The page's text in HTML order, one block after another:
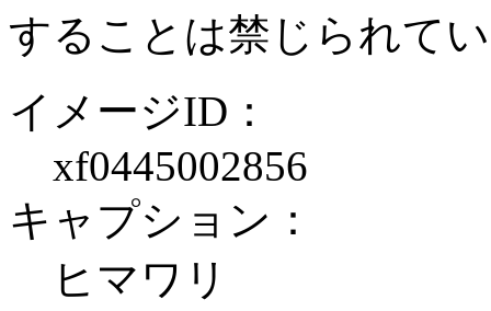
することは禁じられて
イメージID：
xf0445002856
キャプション：
ヒマワリ